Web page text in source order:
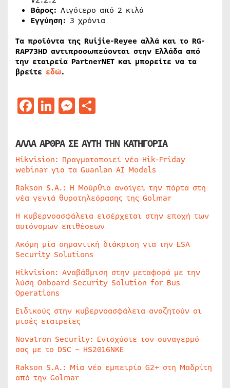
Βάρος: Λιγότερο από 2 κιλά
Εγγύηση: 3 χρόνια
Τα προϊόντα της Ruijie-Reyee αλλά και το RG-
RAP73HD αντιπροσωπεύονται στην Ελλάδα από
την εταιρεία PartnerΝΕΤ και μπορείτε να τα
βρείτε εδώ.
Facebook
LinkedIn
Messenger
ΑΛΛΑ ΑΡΘΡΑ ΣΕ ΑΥΤΗ ΤΗΝ ΚΑΤΗΓΟΡΙΑ
Hikvision: Πραγματοποιεί νέο Hik-Friday
webinar για τα Guanlan AI Models
Rakson S.A.: Η Μούρθια ανοίγει την πόρτα στη
νέα γενιά θυροτηλεόρασης της Golmar
Η κυβερνοασφάλεια εισέρχεται στην εποχή των
αυτόνομων επιθέσεων
Ακόμη μία σημαντική διάκριση για την ESA
Security Solutions
Hikvision: Αναβάθμιση στην μεταφορά με την
λύση Onboard Security Solution for Bus
Operations
Ειδικούς στην κυβερνοασφάλεια αναζητούν οι
μισές εταιρείες
Novatron Security: Ενισχύστε τον συναγερμό
σας με το DSC – HS2016NKE
Rakson S.A.: Μία νέα εμπειρία G2+ στη Μαδρίτη
από την Golmar